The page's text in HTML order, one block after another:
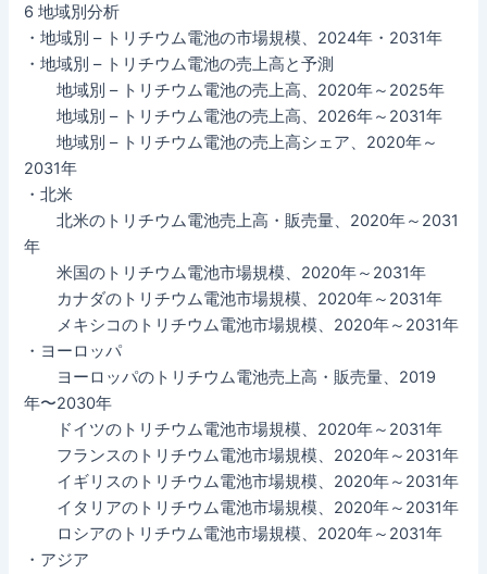
6 地域別分析
・地域別 – トリチウム電池の市場規模、2024年・2031年
・地域別 – トリチウム電池の売上高と予測
地域別 – トリチウム電池の売上高、2020年～2025年
地域別 – トリチウム電池の売上高、2026年～2031年
地域別 – トリチウム電池の売上高シェア、2020年～
2031年
・北米
北米のトリチウム電池売上高・販売量、2020年～2031
年
米国のトリチウム電池市場規模、2020年～2031年
カナダのトリチウム電池市場規模、2020年～2031年
メキシコのトリチウム電池市場規模、2020年～2031年
・ヨーロッパ
ヨーロッパのトリチウム電池売上高・販売量、2019
年〜2030年
ドイツのトリチウム電池市場規模、2020年～2031年
フランスのトリチウム電池市場規模、2020年～2031年
イギリスのトリチウム電池市場規模、2020年～2031年
イタリアのトリチウム電池市場規模、2020年～2031年
ロシアのトリチウム電池市場規模、2020年～2031年
・アジア